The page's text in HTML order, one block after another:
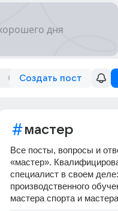
Создать пост
мастер
Все посты, вопросы и
«мастер».
специалист в своем
производственного
мастера спорта и